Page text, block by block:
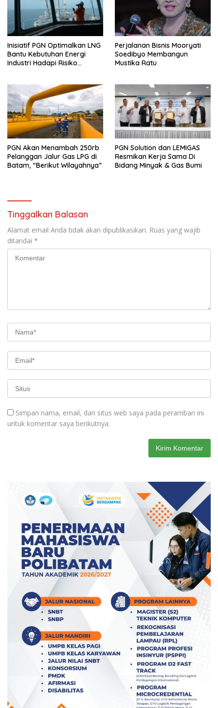
Inisiatif PGN Optimalkan LNG
Bantu Kebutuhan Energi
Industri Hadapi Risiko
Perjalanan Bisnis Mooryati
Soedibyo Membangun
Mustika Ratu
PGN Akan Menambah 250rb
Pelanggan Jalur Gas LPG di
Batam, “Berikut Wilayahnya”
PGN Solution dan LEMIGAS
Resmikan Kerja Sama Di
Bidang Minyak & Gas Bumi
Tinggalkan Balasan
Alamat email Anda tidak akan dipublikasikan. Ruas yang wajib
ditandai *
Simpan nama, email, dan situs web saya pada peramban ini
untuk komentar saya berikutnya.